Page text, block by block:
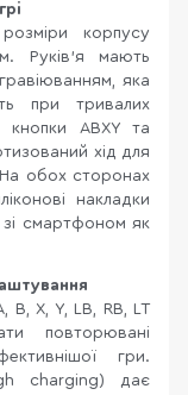
корпусу
Руків'я мають
яка
при тривалих
кнопки ABXY та
хід для
обох сторонах
накладки
смартфоном як
B, X, Y, LB, RB, LT
повторювані
гри.
charging) дає